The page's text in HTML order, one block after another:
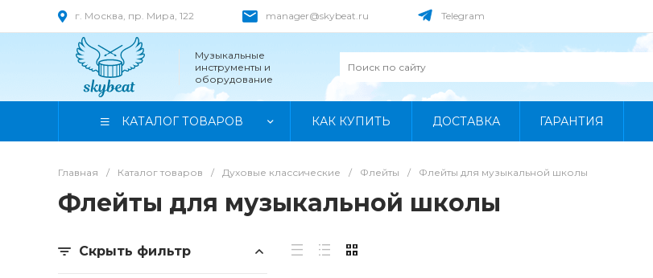
г. Москва, пр. Мира, 122 manager@skybeat.ru Telegram
Музыкальные
инструменты и
оборудование
КАТАЛОГ ТОВАРОВ КАК КУПИТЬ ДОСТАВКА ГАРАНТИЯ
Главная / Каталог товаров / Духовые классические / Флейты / Флейты для музыкальной школы
Флейты для музыкальной школы
Скрыть фильтр